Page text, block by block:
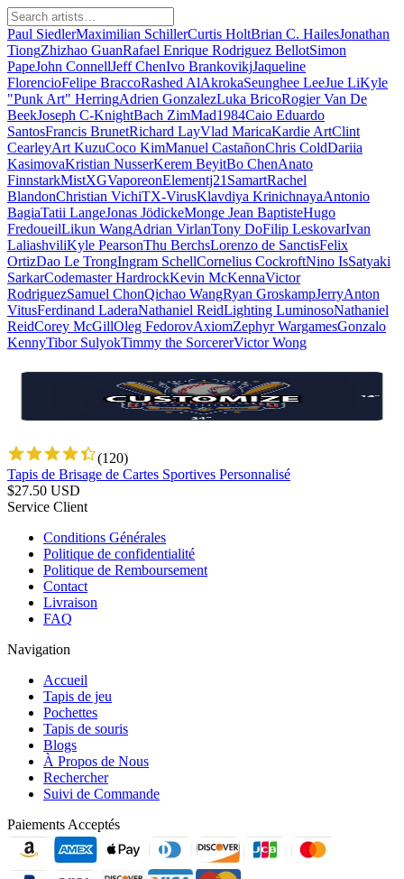
Paul SiedlerMaximilian SchillerCurtis HoltBrian C. HailesJonathan
TiongZhizhao GuanRafael Enrique Rodriguez BellotSimon
PapeJohn ConnellJeff ChenIvo BrankovikjJaqueline
FlorencioFelipe BraccoRashed AlAkrokaSeunghee LeeJue LiKyle
"Punk Art" HerringAdrien GonzalezLuka BricoRogier Van De
BeekJoseph C-KnightBach ZimMad1984Caio Eduardo
SantosFrancis BrunetRichard LayVlad MaricaKardie ArtClint
CearleyArt KuzuCoco KimManuel CastañonChris ColdDariia
KasimovaKristian NusserKerem BeyitBo ChenAnato
FinnstarkMistXGVaporeonElementj21 SamartRachel
BlandonChristian VichiTX-VirusKlavdiya KrinichnayaAntonio
BagiaTatii LangeJonas JödickeMonge Jean BaptisteHugo
FredoueilLikun WangAdrian VirlanTony DoFilip LeskovarIvan
LaliashviliKyle PearsonThu BerchsLorenzo de SanctisFelix
OrtizDao Le TrongIngram SchellCornelius CockroftNino IsSatyaki
SarkarCodemaster HardrockKevin McKennaVictor
RodriguezSamuel ChonQichao WangRyan GroskampJerryAnton
VitusFerdinand LaderaNathaniel ReidLighting LuminosoNathaniel
ReidCorey McGillOleg FedorovAxiomZephyr WargamesGonzalo
KennyTibor SulyokTimmy the SorcererVictor Wong
(120)
Tapis de Brisage de Cartes Sportives Personnalisé
$27.50 USD
Service Client
Conditions Générales
Politique de confidentialité
Politique de Remboursement
Contact
Livraison
FAQ
Navigation
Accueil
Tapis de jeu
Pochettes
Tapis de souris
Blogs
À Propos de Nous
Rechercher
Suivi de Commande
Paiements Acceptés